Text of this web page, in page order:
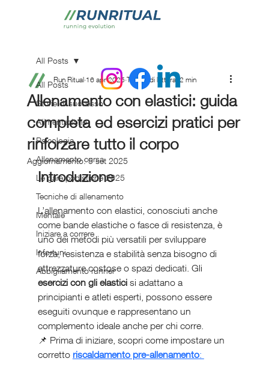
All Posts
Storie di successo
Alimentazione
Psicologia
Allenamento corsa
Le gare podistiche 2025
Tecniche di allenamento
Mentale
Iniziare a correre
Infortuni
Abbigliamento runner
All Posts
Allenamento con elastici: guida
completa ed esercizi pratici per
rinforzare tutto il corpo
Run Ritual 16 apr 2025 Tempo di lettura: 2 min
Aggiornamento:5 set 2025
Introduzione
L’allenamento con elastici, conosciuti anche
come bande elastiche o fasce di resistenza, è
uno dei metodi più versatili per sviluppare
forza, resistenza e stabilità senza bisogno di
attrezzature costose o spazi dedicati. Gli
esercizi con gli elastici si adattano a
principianti e atleti esperti, possono essere
eseguiti ovunque e rappresentano un
complemento ideale anche per chi corre.
📌 Prima di iniziare, scopri come impostare un
corretto riscaldamento pre-allenamento: